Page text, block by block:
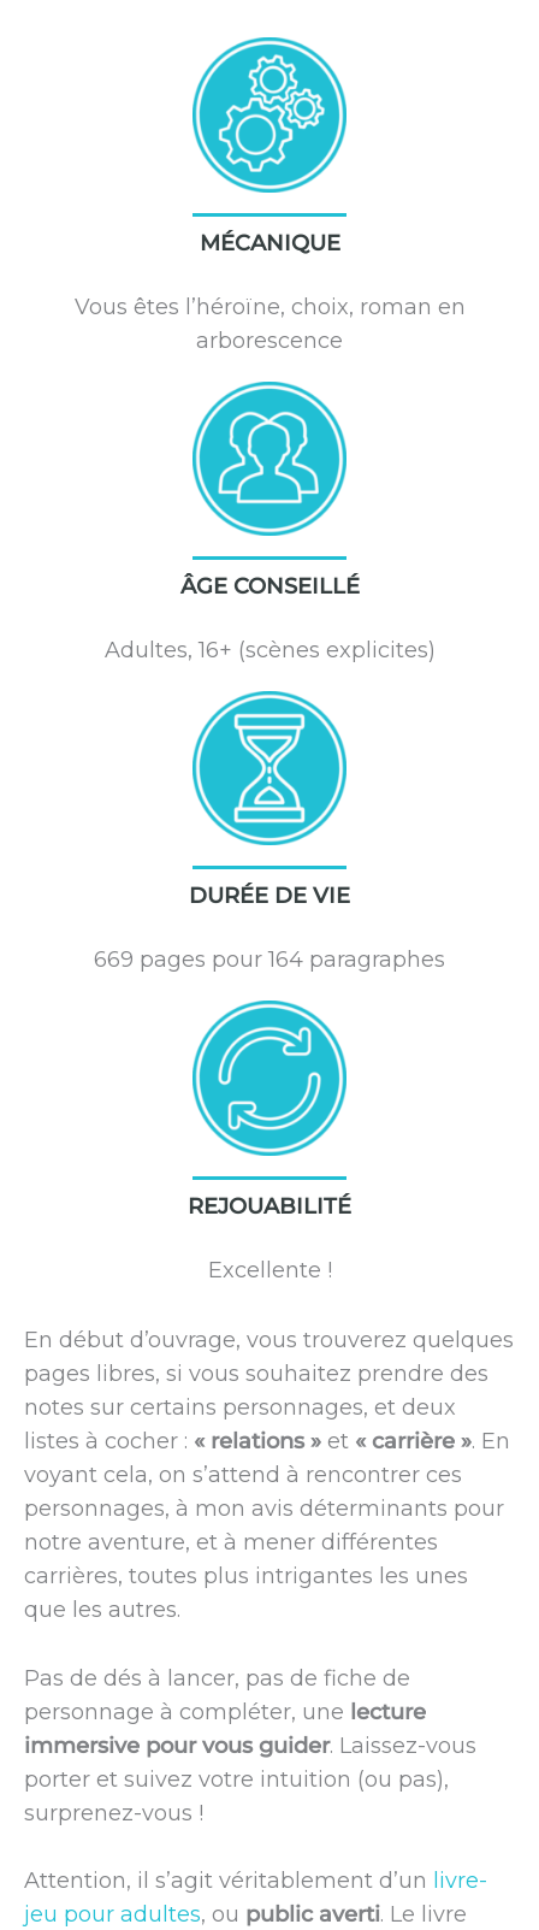
MÉCANIQUE
Vous êtes l’héroïne, choix, roman en
arborescence
ÂGE CONSEILLÉ
Adultes, 16+ (scènes explicites)
DURÉE DE VIE
669 pages pour 164 paragraphes
REJOUABILITÉ
Excellente !
En début d’ouvrage, vous trouverez quelques
pages libres, si vous souhaitez prendre des
notes sur certains personnages, et deux
listes à cocher : « relations » et « carrière ». En
voyant cela, on s’attend à rencontrer ces
personnages, à mon avis déterminants pour
notre aventure, et à mener différentes
carrières, toutes plus intrigantes les unes
que les autres.
Pas de dés à lancer, pas de fiche de
personnage à compléter, une lecture
immersive pour vous guider. Laissez-vous
porter et suivez votre intuition (ou pas),
surprenez-vous !
Attention, il s’agit véritablement d’un livre-
jeu pour adultes, ou public averti. Le livre